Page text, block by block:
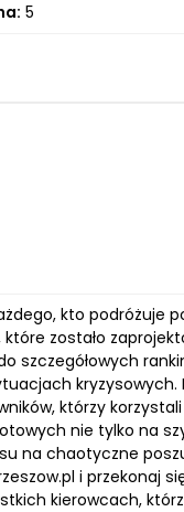
5
kto podróżuje
zostało
szczegółowych
którzy
nie tylko na
na chaotyczne
i przekonaj
kierowcach,